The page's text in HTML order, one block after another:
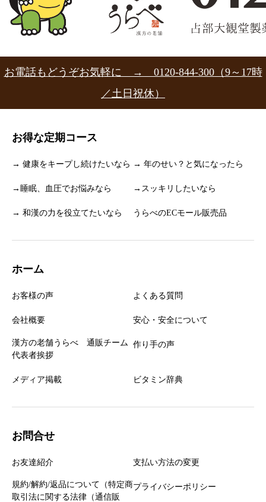
お電話もどうぞお気軽に → 0120-844-300（9～17時
／土日祝休）
お得な定期コース
→ 健康をキープし続けたいなら → 年のせい？と気になったら
→睡眠、血圧でお悩みなら →スッキリしたいなら
→ 和漢の力を役立てたいなら うらべのECモール販売品
ホーム
お客様の声 よくある質問
会社概要 安心・安全について
漢方の老舗うらべ 通販チーム
代表者挨拶
作り手の声
メディア掲載 ビタミン辞典
お問合せ
お友達紹介 支払い方法の変更
規約/解約/返品について（特定商
取引法に関する法律（通信販
プライバシーポリシー